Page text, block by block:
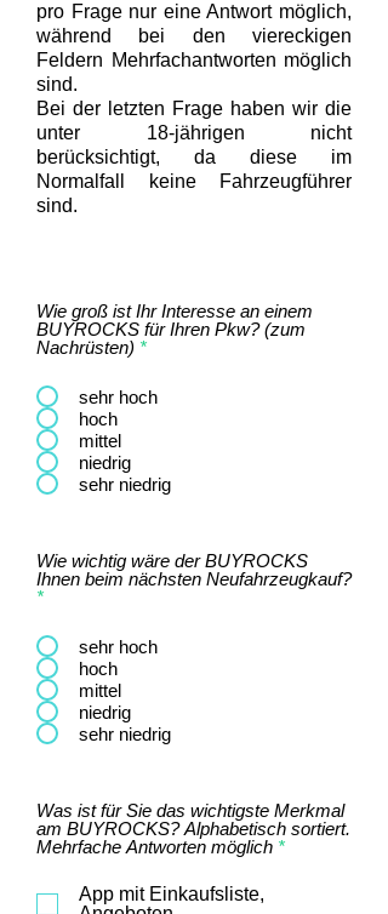
pro Frage nur eine Antwort möglich,
während bei den viereckigen
Feldern Mehrfachantworten möglich
sind.
Bei der letzten Frage haben wir die
unter 18-jährigen nicht
berücksichtigt, da diese im
Normalfall keine Fahrzeugführer
sind.
Wie groß ist Ihr Interesse an einem
BUYROCKS für Ihren Pkw? (zum
Nachrüsten) *
sehr hoch
hoch
mittel
niedrig
sehr niedrig
Wie wichtig wäre der BUYROCKS
Ihnen beim nächsten Neufahrzeugkauf?
*
sehr hoch
hoch
mittel
niedrig
sehr niedrig
Was ist für Sie das wichtigste Merkmal
am BUYROCKS? Alphabetisch sortiert.
Mehrfache Antworten möglich *P
App mit Einkaufsliste,